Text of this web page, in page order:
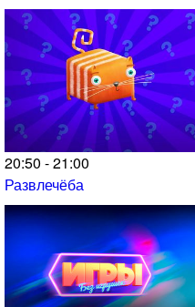
20:50 - 21:00
Развлечёба